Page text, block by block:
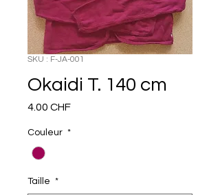
SKU : F-JA-001
Okaidi T. 140 cm
4.00 CHFPrix
Couleur *
Taille *